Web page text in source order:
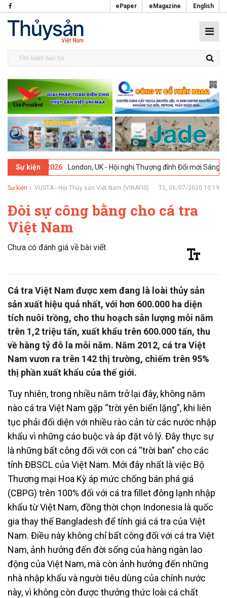
ePaper eMagazine English
Sự kiện
2026 London, UK - Hội nghị Thượng đỉnh Đổi mới Sáng tạo trong
Sự kiện VUSTA - Hội Thủy sản Việt Nam (VINAFIS) T2, 06/07/2020 10:19
Đòi sự công bằng cho cá tra
Việt Nam
Chưa có đánh giá về bài viết
Cá tra Việt Nam được xem đang là loài thủy sản
sản xuất hiệu quả nhất, với hơn 600.000 ha diện
tích nuôi trồng, cho thu hoạch sản lượng mỗi năm
trên 1,2 triệu tấn, xuất khẩu trên 600.000 tấn, thu
về hàng tỷ đô la mỗi năm. Năm 2012, cá tra Việt
Nam vươn ra trên 142 thị trường, chiếm trên 95%
thị phần xuất khẩu của thế giới.
Tuy nhiên, trong nhiều năm trở lại đây, không năm
nào cá tra Việt Nam gặp “trời yên biển lặng”, khi liên
tục phải đối diện với nhiều rào cản từ các nước nhập
khẩu vì những cáo buộc và áp đặt vô lý. Đây thực sự
là những bất công đối với con cá “trời ban” cho các
tỉnh ĐBSCL của Việt Nam. Mới đây nhất là việc Bộ
Thương mại Hoa Kỳ áp mức chống bán phá giá
(CBPG) trên 100% đối với cá tra fillet đông lạnh nhập
khẩu từ Việt Nam, đồng thời chọn Indonesia là quốc
gia thay thế Bangladesh để tính giá cá tra của Việt
Nam. Điều này không chỉ bất công đối với cá tra Việt
Nam, ảnh hưởng đến đời sống của hàng ngàn lao
động của Việt Nam, mà còn ảnh hưởng đến những
nhà nhập khẩu và người tiêu dùng của chính nước
này, vì không còn được thưởng thức loài cá chất